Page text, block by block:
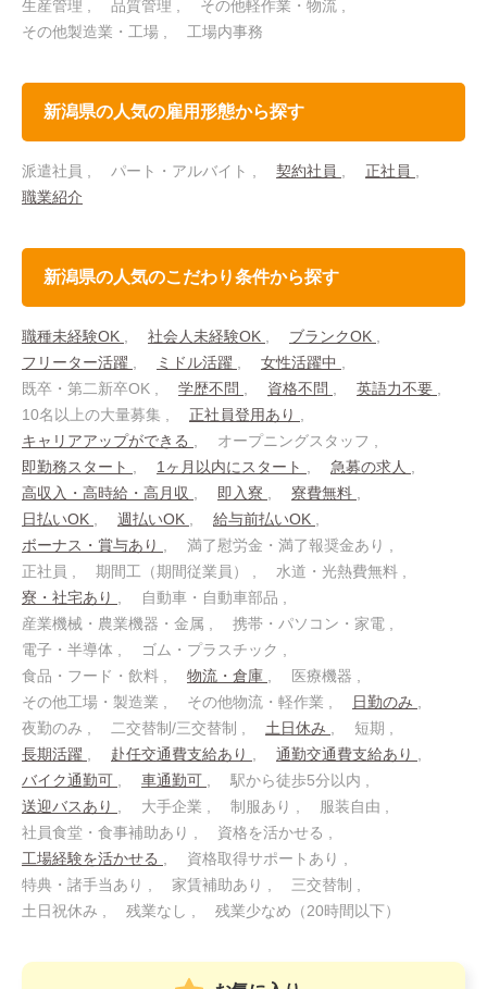
生産管理
品質管理
その他軽作業・物流
その他製造業・工場
工場内事務
新潟県の人気の雇用形態から探す
派遣社員 パート・アルバイト 契約社員
正社員
職業紹介
新潟県の人気のこだわり条件から探す
職種未経験OK 社会人未経験OK
ブランクOK
フリーター活躍
ミドル活躍
女性活躍中
既卒・第二新卒OK
学歴不問 資格不問
英語力不要
10名以上の大量募集
正社員登用あり
キャリアアップができる
オープニングスタッフ
即勤務スタート
1ヶ月以内にスタート
急募の求人
高収入・高時給・高月収
即入寮
寮費無料
日払いOK
週払いOK
給与前払いOK
ボーナス・賞与あり
満了慰労金・満了報奨金あり
正社員
期間工（期間従業員）
水道・光熱費無料
寮・社宅あり
自動車・自動車部品
産業機械・農業機器・金属
携帯・パソコン・家電
電子・半導体
ゴム・プラスチック
食品・フード・飲料
物流・倉庫
医療機器
その他工場・製造業
その他物流・軽作業
日勤のみ
夜勤のみ
二交替制/三交替制 土日休み
短期
長期活躍
赴任交通費支給あり
通勤交通費支給あり
バイク通勤可
車通勤可
駅から徒歩5分以内
送迎バスあり
大手企業 制服あり
服装自由
社員食堂・食事補助あり
資格を活かせる
工場経験を活かせる
資格取得サポートあり
特典・諸手当あり
家賃補助あり
三交替制
土日祝休み
残業なし 残業少なめ（20時間以下）